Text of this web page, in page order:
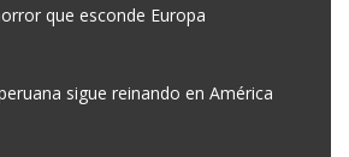
que esconde Europa
sigue reinando en América